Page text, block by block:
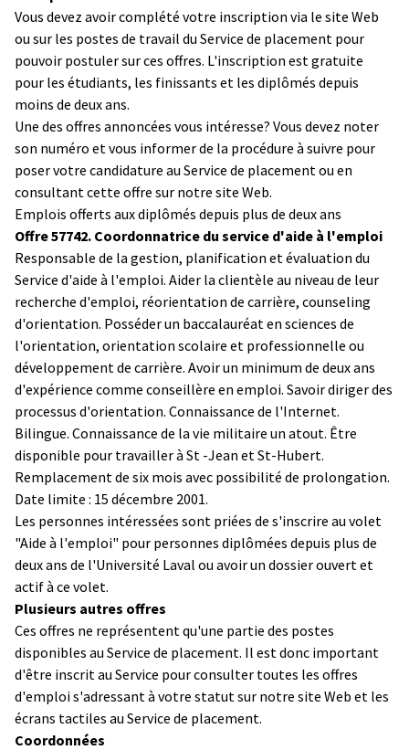
Vous devez avoir complété votre inscription via le site Web
ou sur les postes de travail du Service de placement pour
pouvoir postuler sur ces offres. L'inscription est gratuite
pour les étudiants, les finissants et les diplômés depuis
moins de deux ans.
Une des offres annoncées vous intéresse? Vous devez noter
son numéro et vous informer de la procédure à suivre pour
poser votre candidature au Service de placement ou en
consultant cette offre sur notre site Web.
Emplois offerts aux diplômés depuis plus de deux ans
Offre 57742. Coordonnatrice du service d'aide à l'emploi
Responsable de la gestion, planification et évaluation du
Service d'aide à l'emploi. Aider la clientèle au niveau de leur
recherche d'emploi, réorientation de carrière, counseling
d'orientation. Posséder un baccalauréat en sciences de
l'orientation, orientation scolaire et professionnelle ou
développement de carrière. Avoir un minimum de deux ans
d'expérience comme conseillère en emploi. Savoir diriger des
processus d'orientation. Connaissance de l'Internet.
Bilingue. Connaissance de la vie militaire un atout. Être
disponible pour travailler à St -Jean et St-Hubert.
Remplacement de six mois avec possibilité de prolongation.
Date limite : 15 décembre 2001.
Les personnes intéressées sont priées de s'inscrire au volet
"Aide à l'emploi" pour personnes diplômées depuis plus de
deux ans de l'Université Laval ou avoir un dossier ouvert et
actif à ce volet.
Plusieurs autres offres
Ces offres ne représentent qu'une partie des postes
disponibles au Service de placement. Il est donc important
d'être inscrit au Service pour consulter toutes les offres
d'emploi s'adressant à votre statut sur notre site Web et les
écrans tactiles au Service de placement.
Coordonnées